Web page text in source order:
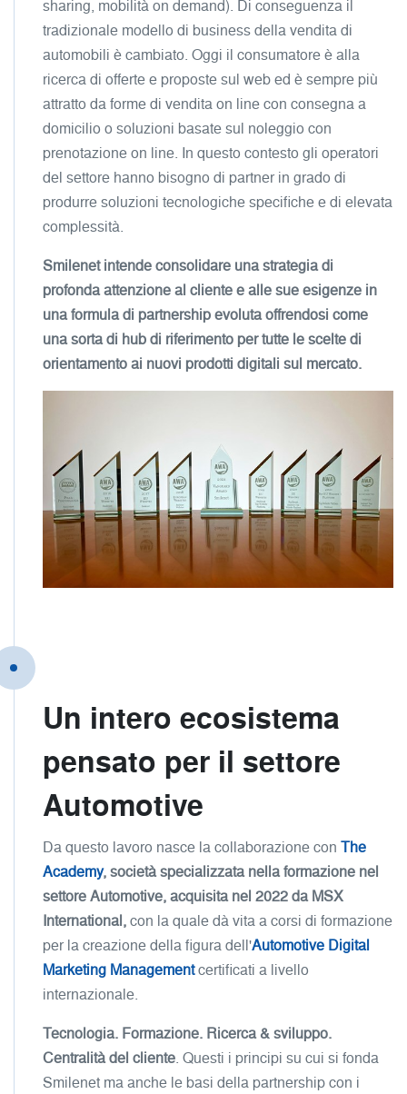
sharing, mobilità on demand). Di conseguenza il
tradizionale modello di business della vendita di
automobili è cambiato. Oggi il consumatore è alla
ricerca di offerte e proposte sul web ed è sempre più
attratto da forme di vendita on line con consegna a
domicilio o soluzioni basate sul noleggio con
prenotazione on line. In questo contesto gli operatori
del settore hanno bisogno di partner in grado di
produrre soluzioni tecnologiche specifiche e di elevata
complessità.
Smilenet intende consolidare una strategia di
profonda attenzione al cliente e alle sue esigenze in
una formula di partnership evoluta offrendosi come
una sorta di hub di riferimento per tutte le scelte di
orientamento ai nuovi prodotti digitali sul mercato.
Un intero ecosistema
pensato per il settore
Automotive
Da questo lavoro nasce la collaborazione con The
Academy, società specializzata nella formazione nel
settore Automotive, acquisita nel 2022 da MSX
International,con la quale dà vita a corsi di formazione
per la creazione della figura dell'Automotive Digital
Marketing Managementcertificati a livello
internazionale.
Tecnologia. Formazione. Ricerca & sviluppo.
Centralità del cliente. Questi i principi su cui si fonda
Smilenet ma anche le basi della partnership con i